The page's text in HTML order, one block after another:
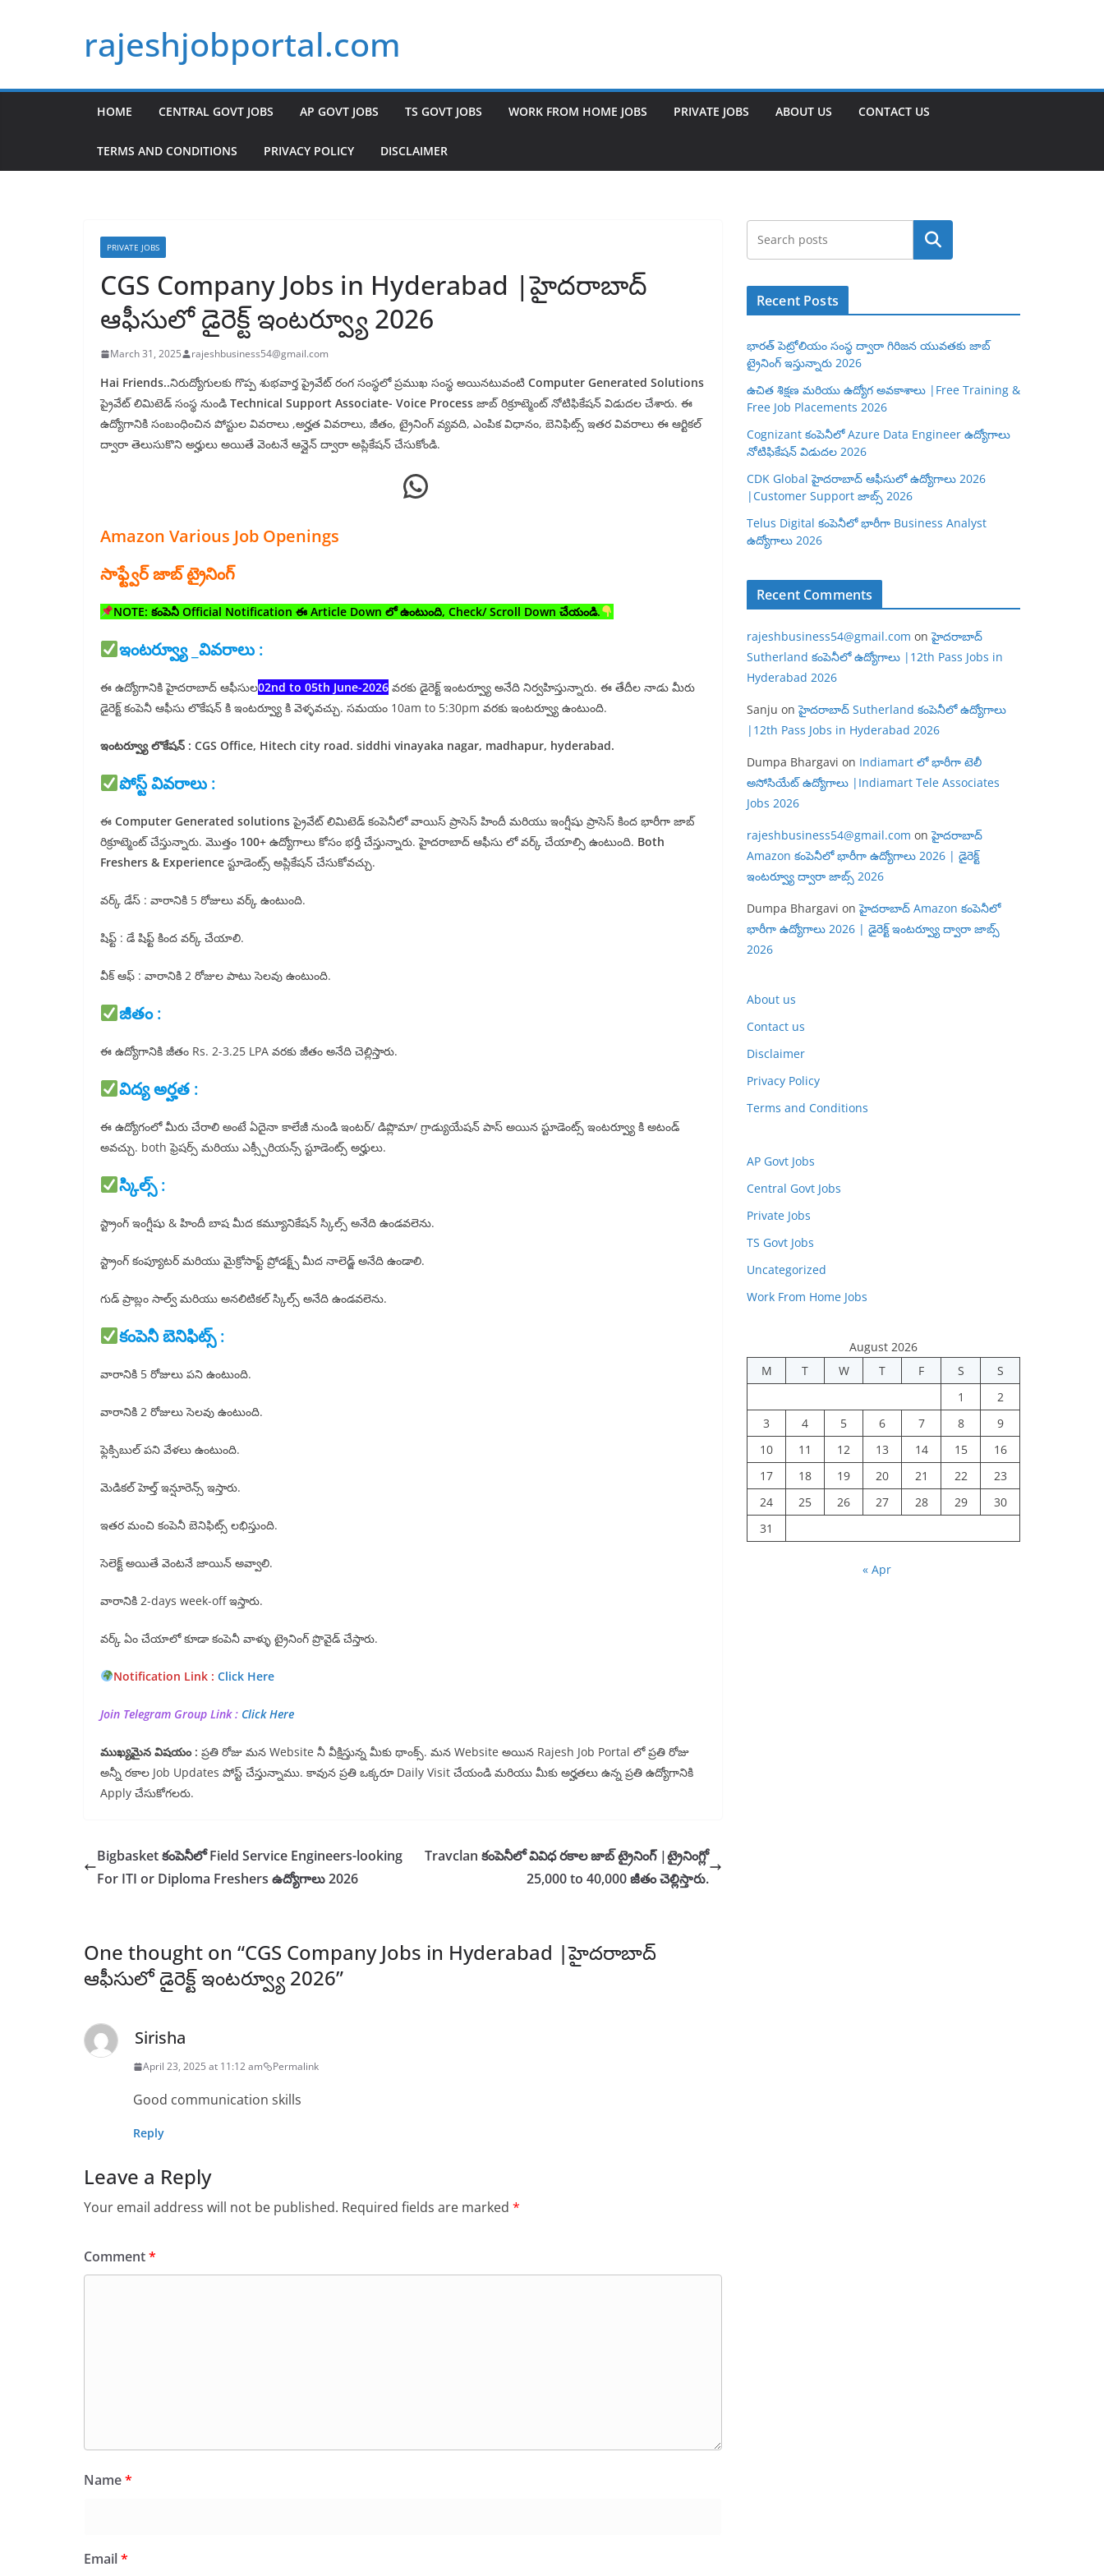
rajeshjobportal.com
HOME CENTRAL GOVT JOBS AP GOVT JOBS TS GOVT JOBS WORK FROM HOME JOBS PRIVATE JOBS ABOUT US CONTACT US
TERMS AND CONDITIONS PRIVACY POLICY DISCLAIMER
PRIVATE JOBS
CGS Company Jobs in Hyderabad |హైదరాబాద్
ఆఫీసులో డైరెక్ట్ ఇంటర్వ్యూ 2026
March 31, 2025 rajeshbusiness54@gmail.com
Hai Friends..నిరుద్యోగులకు గొప్ప శుభవార్త ప్రైవేట్ రంగ సంస్థలో ప్రముఖ సంస్థ అయినటువంటి Computer Generated Solutions
ప్రైవేట్ లిమిటెడ్ సంస్థ నుండి Technical Support Associate- Voice Process జాబ్ రిక్రూట్మెంట్ నోటిఫికేషన్ విడుదల చేశారు. ఈ
ఉద్యోగానికి సంబంధించిన పోస్టుల వివరాలు ,అర్హత వివరాలు, జీతం, ట్రైనింగ్ వ్యవది, ఎంపిక విధానం, బెనిఫిట్స్ ఇతర వివరాలు ఈ ఆర్టికల్
ద్వారా తెలుసుకొని అర్హులు అయితే వెంటనే ఆన్లైన్ ద్వారా అప్లికేషన్ చేసుకోండి.
WhatsApp
Amazon Various Job Openings
సాఫ్ట్వేర్ జాబ్ ట్రైనింగ్
NOTE: కంపెనీ Official Notification ఈ Article Down లో ఉంటుంది, Check/ Scroll Down చేయండి.
ఇంటర్వ్యూ _వివరాలు :
ఈ ఉద్యోగానికి హైదరాబాద్ ఆఫీసుల02nd to 05th June-2026 వరకు డైరెక్ట్ ఇంటర్వ్యూ అనేది నిర్వహిస్తున్నారు. ఈ తేదీల నాడు మీరు
డైరెక్ట్ కంపెనీ ఆఫీసు లొకేషన్ కి ఇంటర్వ్యూ కి వెళ్ళవచ్చు. సమయం 10am to 5:30pm వరకు ఇంటర్వ్యూ ఉంటుంది.
ఇంటర్వ్యూ లొకేషన్ : CGS Office, Hitech city road. siddhi vinayaka nagar, madhapur, hyderabad.
పోస్ట్ వివరాలు :
ఈ Computer Generated solutionsప్రైవేట్ లిమిటెడ్ కంపెనీలో వాయిస్ ప్రాసెస్ హిందీ మరియు ఇంగ్షీషు ప్రాసెస్ కింద భారీగా జాబ్
రిక్రూట్మెంట్ చేస్తున్నారు. మొత్తం 100+ ఉద్యోగాలు కోసం భర్తీ చేస్తున్నారు. హైదరాబాద్ ఆఫీసు లో వర్క్ చేయాల్సి ఉంటుంది. Both
Freshers & Experience స్టూడెంట్స్ అప్లికేషన్ చేసుకోవచ్చు.
వర్క్ డేస్ : వారానికి 5 రోజులు వర్క్ ఉంటుంది.
షిఫ్ట్ : డే షిఫ్ట్ కింద వర్క్ చేయాలి.
వీక్ ఆఫ్ : వారానికి 2 రోజుల పాటు సెలవు ఉంటుంది.
జీతం :
ఈ ఉద్యోగానికి జీతం Rs. 2-3.25 LPA వరకు జీతం అనేది చెల్లిస్తారు.
విద్య అర్హత :
ఈ ఉద్యోగంలో మీరు చేరాలి అంటే ఏదైనా కాలేజీ నుండి ఇంటర్/ డిప్లొమా/ గ్రాడ్యుయేషన్ పాస్ అయిన స్టూడెంట్స్ ఇంటర్వ్యూ కి అటండ్
అవచ్చు. both ఫ్రెషర్స్ మరియు ఎక్స్పీరియన్స్ స్టూడెంట్స్ అర్హులు.
స్కిల్స్ :
స్ట్రాంగ్ ఇంగ్షీషు & హిందీ బాష మీద కమ్యూనికేషన్ స్కిల్స్ అనేది ఉండవలెను.
స్ట్రాంగ్ కంప్యూటర్ మరియు మైక్రోసాఫ్ట్ ప్రోడక్ట్స్ మీద నాలెడ్జ్ అనేది ఉండాలి.
గుడ్ ప్రాబ్లం సాల్వ్ మరియు అనలిటికల్ స్కిల్స్ అనేది ఉండవలెను.
కంపెనీ బెనిఫిట్స్ :
వారానికి 5 రోజులు పని ఉంటుంది.
వారానికి 2 రోజులు సెలవు ఉంటుంది.
ఫ్లెక్సిబుల్ పని వేళలు ఉంటుంది.
మెడికల్ హెల్త్ ఇన్షూరెన్స్ ఇస్తారు.
ఇతర మంచి కంపెనీ బెనిఫిట్స్ లభిస్తుంది.
సెలెక్ట్ అయితే వెంటనే జాయిన్ అవ్వాలి.
వారానికి 2-days week-off ఇస్తారు.
వర్క్ ఏం చేయాలో కూడా కంపెనీ వాళ్ళు ట్రైనింగ్ ప్రొవైడ్ చేస్తారు.
Notification Link : Click Here
Join Telegram Group Link : Click Here
ముఖ్యమైన విషయం : ప్రతి రోజు మన Website నీ వీక్షిస్తున్న మీకు థాంక్స్. మన Website అయిన Rajesh Job Portal లో ప్రతి రోజు
అన్నీ రకాల Job Updates పోస్ట్ చేస్తున్నాము. కావున ప్రతి ఒక్కరూ Daily Visit చేయండి మరియు మీకు అర్హతలు ఉన్న ప్రతి ఉద్యోగానికి
Apply చేసుకోగలరు.
Bigbasket కంపెనీలో Field Service Engineers-looking
For ITI or Diploma Freshers ఉద్యోగాలు 2026
Travclan కంపెనీలో వివిధ రకాల జాబ్ ట్రైనింగ్ |ట్రైనింగ్లో
25,000 to 40,000 జీతం చెల్లిస్తారు.
One thought on “CGS Company Jobs in Hyderabad |హైదరాబాద్
ఆఫీసులో డైరెక్ట్ ఇంటర్వ్యూ 2026”
Sirisha
April 23, 2025 at 11:12 am Permalink
Good communication skills
Reply
Leave a Reply
Your email address will not be published. Required fields are marked *
Comment*
Name*
Email*
Search
Recent Posts
భారత్ పెట్రోలియం సంస్థ ద్వారా గిరిజన యువతకు జాబ్
ట్రైనింగ్ ఇస్తున్నారు 2026
ఉచిత శిక్షణ మరియు ఉద్యోగ అవకాశాలు |Free Training &
Free Job Placements 2026
Cognizant కంపెనీలో Azure Data Engineer ఉద్యోగాలు
నోటిఫికేషన్ విడుదల 2026
CDK Global హైదరాబాద్ ఆఫీసులో ఉద్యోగాలు 2026
|Customer Support జాబ్స్ 2026
Telus Digital కంపెనీలో భారీగా Business Analyst
ఉద్యోగాలు 2026
Recent Comments
rajeshbusiness54@gmail.com onహైదరాబాద్
Sutherland కంపెనీలో ఉద్యోగాలు |12th Pass Jobs in
Hyderabad 2026
Sanju onహైదరాబాద్ Sutherland కంపెనీలో ఉద్యోగాలు
|12th Pass Jobs in Hyderabad 2026
Dumpa Bhargavi on Indiamart లో భారీగా టెలీ
అసోసియేట్ ఉద్యోగాలు |Indiamart Tele Associates
Jobs 2026
rajeshbusiness54@gmail.com onహైదరాబాద్
Amazon కంపెనీలో భారీగా ఉద్యోగాలు 2026 | డైరెక్ట్
ఇంటర్వ్యూ ద్వారా జాబ్స్ 2026
Dumpa Bhargavi onహైదరాబాద్ Amazon కంపెనీలో
భారీగా ఉద్యోగాలు 2026 | డైరెక్ట్ ఇంటర్వ్యూ ద్వారా జాబ్స్
2026
About us
Contact us
Disclaimer
Privacy Policy
Terms and Conditions
AP Govt Jobs
Central Govt Jobs
Private Jobs
TS Govt Jobs
Uncategorized
Work From Home Jobs
August 2026
M
T W T F S
S
1
2
3
4 5 6 7 8
9
10
11 12 13 14 15
16
17
18 19 20 21 22
23
24
25 26 27 28 29
30
31
« Apr